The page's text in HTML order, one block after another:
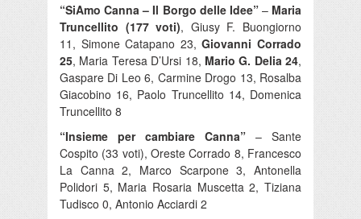
“SiAmo Canna – Il Borgo delle Idee”– Maria
Truncellito (177 voti), Giusy F. Buongiorno
11, Simone Catapano 23,Giovanni Corrado
25, Maria Teresa D’Ursi 18, Mario G. Delia 24,
Gaspare Di Leo 6, Carmine Drogo 13, Rosalba
Giacobino 16, Paolo Truncellito 14, Domenica
Truncellito 8
“Insieme per cambiare Canna” – Sante
Cospito (33 voti), Oreste Corrado 8, Francesco
La Canna 2, Marco Scarpone 3, Antonella
Polidori 5, Maria Rosaria Muscetta 2, Tiziana
Tudisco 0, Antonio Acciardi 2